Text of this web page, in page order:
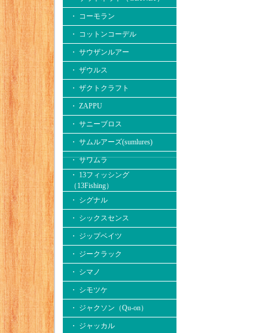
・ コーモラン
・ コットンコーデル
・ サウザンルアー
・ ザウルス
・ ザクトクラフト
・ ZAPPU
・ サニーブロス
・ サムルアーズ(sumlures)
・ サワムラ
・ 13フィッシング
（13Fishing）
・ シグナル
・ シックスセンス
・ ジップベイツ
・ ジークラック
・ シマノ
・ シモツケ
・ ジャクソン（Qu-on）
・ ジャッカル